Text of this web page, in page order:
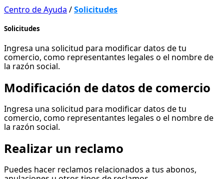
Centro de Ayuda /Solicitudes
Solicitudes
Ingresa una solicitud para modificar datos de tu
comercio, como representantes legales o el nombre de
la razón social.
Modificación de datos de comercio
Ingresa una solicitud para modificar datos de tu
comercio, como representantes legales o el nombre de
la razón social.
Realizar un reclamo
Puedes hacer reclamos relacionados a tus abonos,